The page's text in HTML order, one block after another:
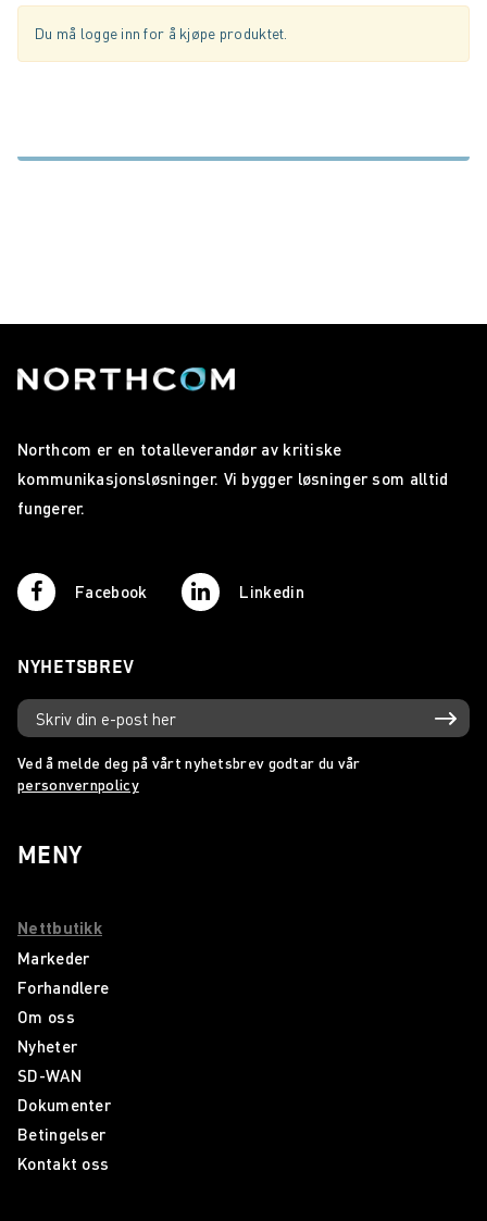
Du må logge inn for å kjøpe produktet.
Northcom er en totalleverandør av kritiske
kommunikasjonsløsninger. Vi bygger løsninger som alltid
fungerer.
Facebook Linkedin
NYHETSBREV
Ved å melde deg på vårt nyhetsbrev godtar du vår
personvernpolicy
MENY
Nettbutikk
Markeder
Forhandlere
Om oss
Nyheter
SD-WAN
Dokumenter
Betingelser
Kontakt oss